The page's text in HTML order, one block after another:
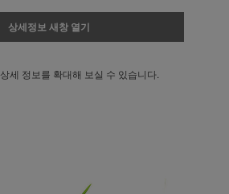
상세정보 새창 열기
상세 정보를 확대해 보실 수 있습니다.